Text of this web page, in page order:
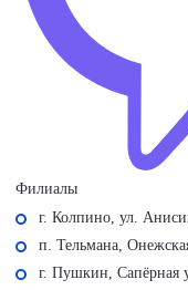
Филиалы
г. Колпино, ул.
п. Тельмана,
г. Пушкин, Сапёрная